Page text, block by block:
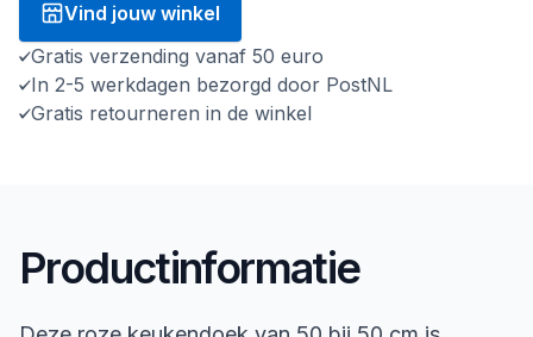
Vind jouw winkel
Gratis verzending vanaf 50 euro
In 2-5 werkdagen bezorgd door PostNL
Gratis retourneren in de winkel
Productinformatie